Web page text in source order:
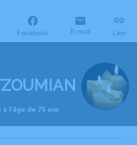
Facebook E-mail Lien
à l'âge de 75 ans